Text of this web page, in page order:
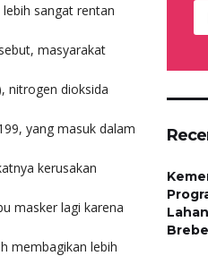
sangat rentan
masyarakat
nitrogen dioksida
yang masuk dalam
kerusakan
masker lagi karena
membagikan lebih